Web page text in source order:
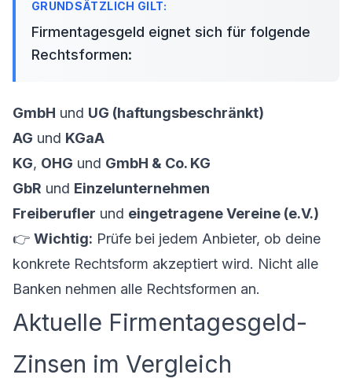
Firmentagesgeld eignet sich für folgende
Rechtsformen:
GmbH und UG (haftungsbeschränkt)
AG und KGaA
KG, OHG und GmbH & Co. KG
GbR und Einzelunternehmen
Freiberufler und eingetragene Vereine (e.V.)
👉 Wichtig: Prüfe bei jedem Anbieter, ob deine
konkrete Rechtsform akzeptiert wird. Nicht alle
Banken nehmen alle Rechtsformen an.
Aktuelle Firmentagesgeld-
Zinsen im Vergleich